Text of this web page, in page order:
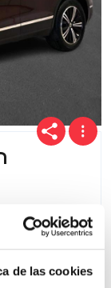
de las cookies
389,55€/mes